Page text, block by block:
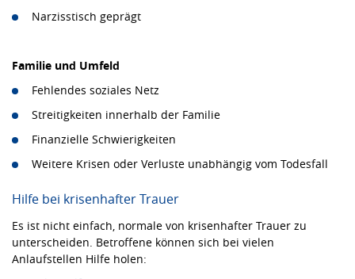
Narzisstisch geprägt
Familie und Umfeld
Fehlendes soziales Netz
Streitigkeiten innerhalb der Familie
Finanzielle Schwierigkeiten
Weitere Krisen oder Verluste unabhängig vom Todesfall
Hilfe bei krisenhafter Trauer
Es ist nicht einfach, normale von krisenhafter Trauer zu
unterscheiden. Betroffene können sich bei vielen
Anlaufstellen Hilfe holen: